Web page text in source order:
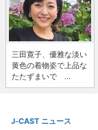
三田寛子、優雅な淡い
黄色の着物姿で上品な
たたずまいで ...
J-CAST ニュース